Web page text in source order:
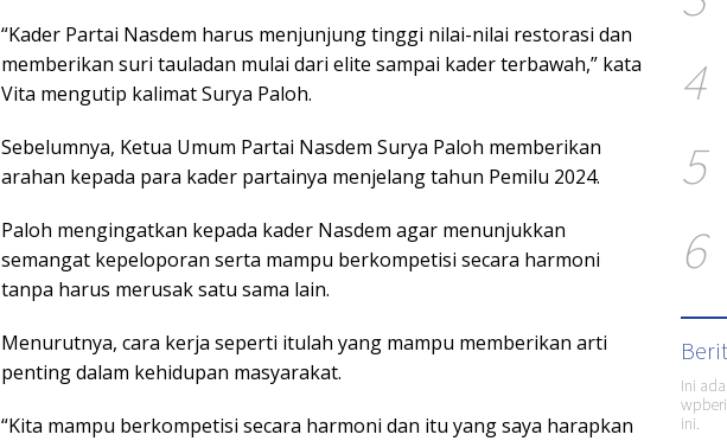
“Kader Partai Nasdem harus menjunjung tinggi nilai-nilai restorasi dan
memberikan suri tauladan mulai dari elite sampai kader terbawah,” kata
Vita mengutip kalimat Surya Paloh.
Sebelumnya, Ketua Umum Partai Nasdem Surya Paloh memberikan
arahan kepada para kader partainya menjelang tahun Pemilu 2024.
Paloh mengingatkan kepada kader Nasdem agar menunjukkan
semangat kepeloporan serta mampu berkompetisi secara harmoni
tanpa harus merusak satu sama lain.
Menurutnya, cara kerja seperti itulah yang mampu memberikan arti
penting dalam kehidupan masyarakat.
“Kita mampu berkompetisi secara harmoni dan itu yang saya harapkan
4
5
6
Ini
ini.